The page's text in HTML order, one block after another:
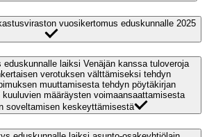
vuosikertomus eduskunnalle 2025
eduskunnalle laiksi Venäjän kanssa tuloveroja
verotuksen välttämiseksi tehdyn
muuttamisesta tehdyn pöytäkirjan
kuuluvien määräysten voimaansaattamisesta
soveltamisen keskeyttämisestä